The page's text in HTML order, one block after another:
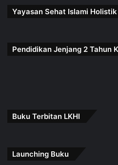
Yayasan Sehat Islami Holistik
Pendidikan Jenjang 2 Tahun
Buku Terbitan LKHI
Launching Buku